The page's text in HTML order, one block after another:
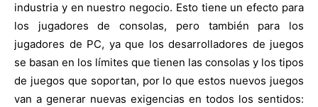
industria y en nuestro negocio. Esto tiene un efecto para
los jugadores de consolas, pero también para los
jugadores de PC, ya que los desarrolladores de juegos
se basan en los límites que tienen las consolas y los tipos
de juegos que soportan, por lo que estos nuevos juegos
van a generar nuevas exigencias en todos los sentidos: